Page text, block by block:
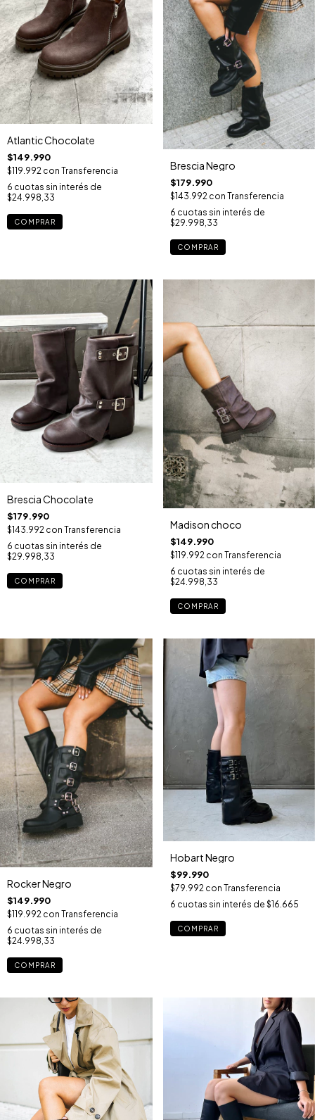
Atlantic Chocolate
$149.990
$119.992 con Transferencia
6 cuotas sin interés de
$24.998,33
COMPRAR
Brescia Negro
$179.990
$143.992 con Transferencia
6 cuotas sin interés de
$29.998,33
COMPRAR
Brescia Chocolate
$179.990
$143.992 con Transferencia
6 cuotas sin interés de
$29.998,33
COMPRAR
Madison choco
$149.990
$119.992 con Transferencia
6 cuotas sin interés de
$24.998,33
COMPRAR
Rocker Negro
$149.990
$119.992 con Transferencia
6 cuotas sin interés de
$24.998,33
COMPRAR
Hobart Negro
$99.990
$79.992 con Transferencia
6 cuotas sin interés de $16.665
COMPRAR